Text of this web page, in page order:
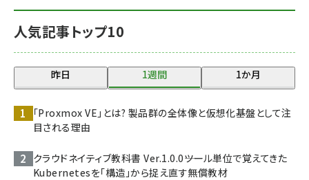
人気記事トップ10
昨日 1週間 1か月
「Proxmox VE」とは? 製品群の全体像と仮想化基盤として注
目される理由
クラウドネイティブ教科書 Ver.1.0.0――ツール単位で覚えてきた
Kubernetesを「構造」から捉え直す無償教材